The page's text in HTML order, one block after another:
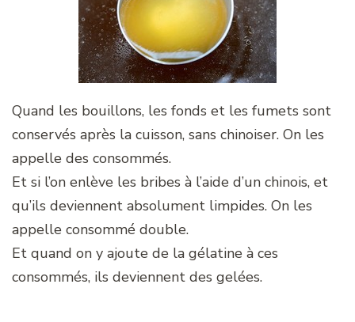
Quand les bouillons, les fonds et les fumets sont
conservés après la cuisson, sans chinoiser. On les
appelle des consommés.
Et si l’on enlève les bribes à l’aide d’un chinois, et
qu’ils deviennent absolument limpides. On les
appelle consommé double.
Et quand on y ajoute de la gélatine à ces
consommés, ils deviennent des gelées.